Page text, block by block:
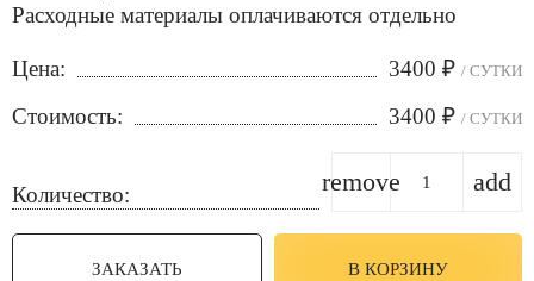
Расходные материалы оплачиваются отдельно
Цена: 3400 ₽ / СУТКИ
Стоимость: 3400 ₽ / СУТКИ
Количество: remove add
ЗАКАЗАТЬ В КОРЗИНУ